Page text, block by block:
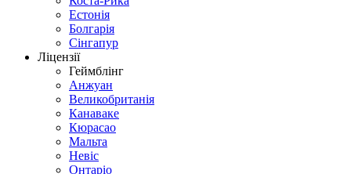
Естонія
Болгарія
Сінгапур
Ліцензії
Геймблінг
Анжуан
Великобританія
Канаваке
Кюрасао
Мальта
Невіс
Онтаріо